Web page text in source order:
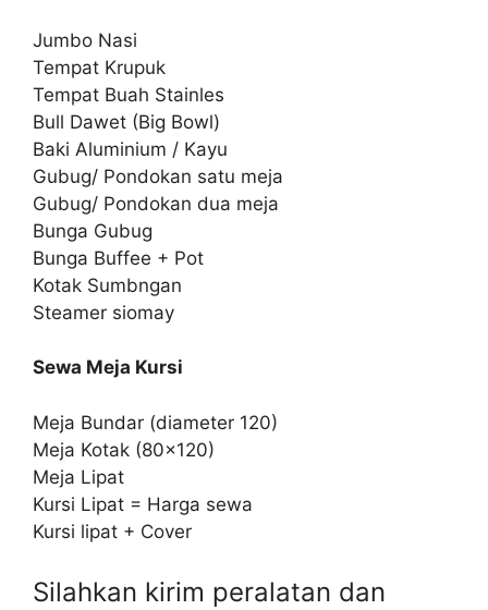
Jumbo Nasi
Tempat Krupuk
Tempat Buah Stainles
Bull Dawet (Big Bowl)
Baki Aluminium / Kayu
Gubug/ Pondokan satu meja
Gubug/ Pondokan dua meja
Bunga Gubug
Bunga Buffee + Pot
Kotak Sumbngan
Steamer siomay
Sewa Meja Kursi
Meja Bundar (diameter 120)
Meja Kotak (80×120)
Meja Lipat
Kursi Lipat = Harga sewa
Kursi lipat + Cover
Silahkan kirim peralatan dan